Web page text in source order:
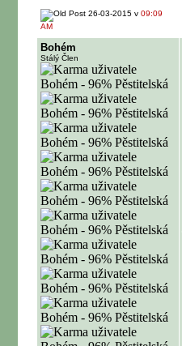
26-03-2015 v 09:09
AM
Bohém
Stálý Člen